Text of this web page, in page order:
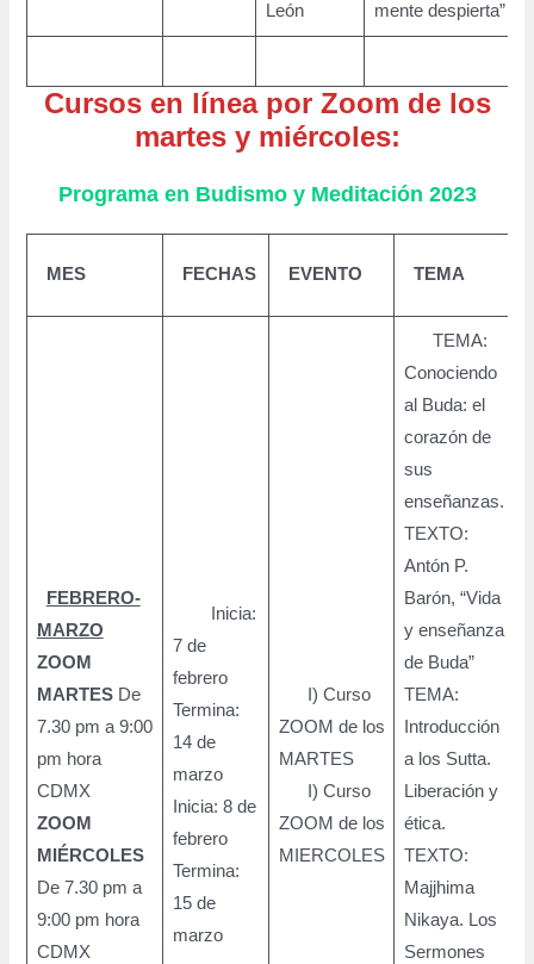
León
mente despierta”
Cursos en línea por Zoom de los
martes y miércoles:
Programa en Budismo y Meditación 2023
MES FECHAS EVENTO TEMA
FEBRERO-
MARZO
ZOOM
MARTES De
7.30 pm a 9:00
pm hora
CDMX
ZOOM
MIÉRCOLES
De 7.30 pm a
9:00 pm hora
CDMX
Inicia:
7 de
febrero
Termina:
14 de
marzo
Inicia: 8 de
febrero
Termina:
15 de
marzo
I) Curso
ZOOM de los
MARTES
I) Curso
ZOOM de los
MIERCOLES
TEMA:
Conociendo
al Buda: el
corazón de
sus
enseñanzas.
TEXTO:
Antón P.
Barón, “Vida
y enseñanza
de Buda”
TEMA:
Introducción
a los Sutta.
Liberación y
ética.
TEXTO:
Majjhima
Nikaya. Los
Sermones